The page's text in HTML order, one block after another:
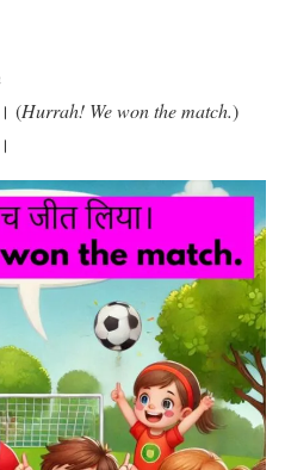
(Hurrah! We won the match.)